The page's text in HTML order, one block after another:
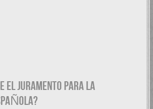
JURAMENTO PARA LA